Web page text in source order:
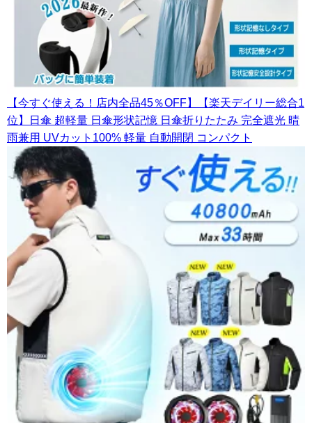
【今すぐ使える！店内全品45％OFF】【楽天デイリー総合1
位】日傘 超軽量 日傘形状記憶 日傘折りたたみ 完全遮光 晴
雨兼用 UVカット100% 軽量 自動開閉 コンパクト